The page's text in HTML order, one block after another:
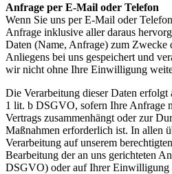
Anfrage per E-Mail oder Telefon
Wenn Sie uns per E-Mail oder
Anfrage inklusive aller daraus
Daten (Name, Anfrage) zum Zwecke
Anliegens bei uns gespeichert und
wir nicht ohne Ihre Einwilligung
Die Verarbeitung dieser Daten
1 lit. b DSGVO, sofern Ihre Anfrage
Vertrags zusammenhängt oder zur
Maßnahmen erforderlich ist. In allen
Verarbeitung auf unserem
Bearbeitung der an uns gerichteten
DSGVO) oder auf Ihrer